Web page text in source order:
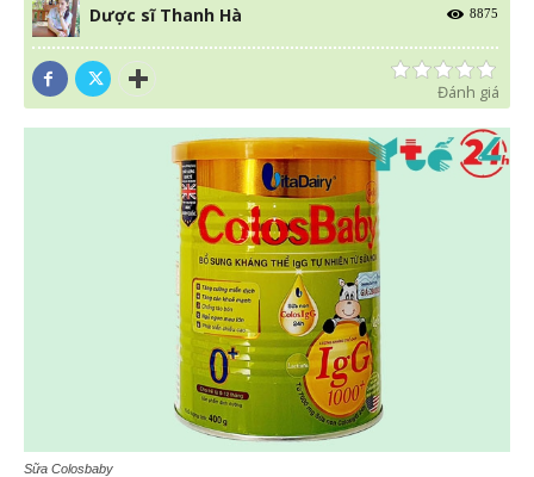
Dược sĩ Thanh Hà 8875
Đánh giá
Sữa Colosbaby